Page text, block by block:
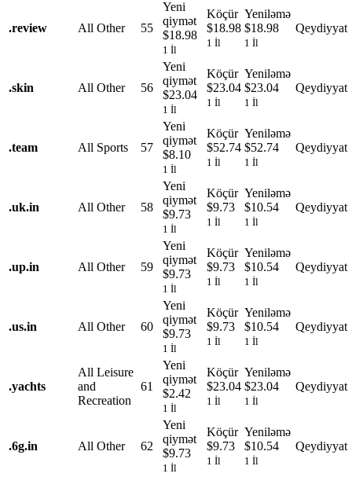
.review All Other 55
Yeni
qiymət
$18.98
1 İl
Köçür
$18.98
1 İl
Yeniləmə
$18.98
1 İl
Qeydiyyat
.skin All Other 56
Yeni
qiymət
$23.04
1 İl
Köçür
$23.04
1 İl
Yeniləmə
$23.04
1 İl
Qeydiyyat
.team All Sports 57
Yeni
qiymət
$8.10
1 İl
Köçür
$52.74
1 İl
Yeniləmə
$52.74
1 İl
Qeydiyyat
.uk.in All Other 58
Yeni
qiymət
$9.73
1 İl
Köçür
$9.73
1 İl
Yeniləmə
$10.54
1 İl
Qeydiyyat
.up.in All Other 59
Yeni
qiymət
$9.73
1 İl
Köçür
$9.73
1 İl
Yeniləmə
$10.54
1 İl
Qeydiyyat
.us.in All Other 60
Yeni
qiymət
$9.73
1 İl
Köçür
$9.73
1 İl
Yeniləmə
$10.54
1 İl
Qeydiyyat
.yachts
All Leisure
and
Recreation
61
Yeni
qiymət
$2.42
1 İl
Köçür
$23.04
1 İl
Yeniləmə
$23.04
1 İl
Qeydiyyat
.6g.in All Other 62
Yeni
qiymət
$9.73
1 İl
Köçür
$9.73
1 İl
Yeniləmə
$10.54
1 İl
Qeydiyyat